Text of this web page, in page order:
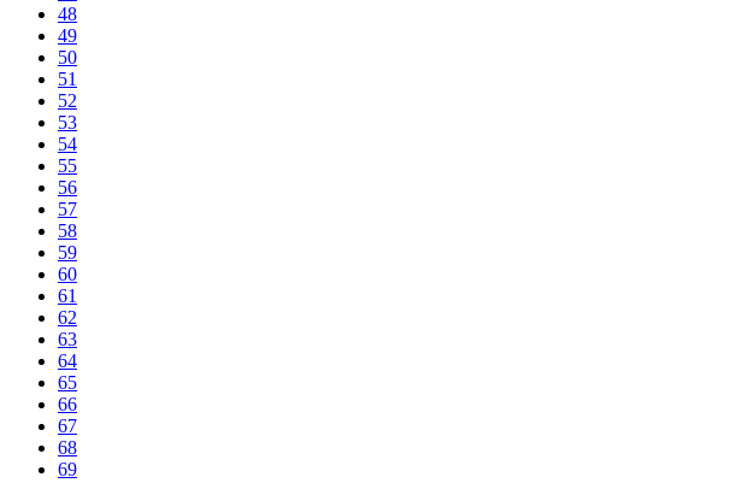
48
49
50
51
52
53
54
55
56
57
58
59
60
61
62
63
64
65
66
67
68
69